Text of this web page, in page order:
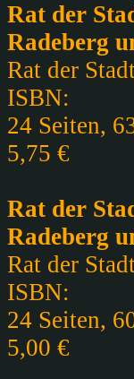
Rat der
Radeberg
Rat der
ISBN:
24 Seiten,
5,75 €
Rat der
Radeberg
Rat der
ISBN:
24 Seiten,
5,00 €